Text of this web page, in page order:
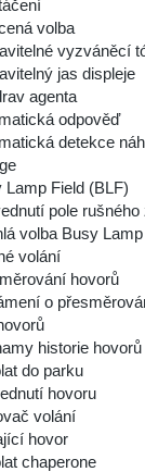
volba
vyzváněcí
jas displeje
agenta
odpověď
detekce
Lamp Field (BLF)
pole rušného
volba Busy
volání
hovorů
o
historie hovorů
do parku
hovoru
volání
hovor
chaperone